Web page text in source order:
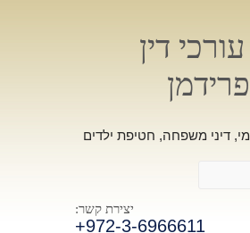
דין
דיני משפחה, חטיפת ילדים
יצירת קשר:
+972-3-6966611